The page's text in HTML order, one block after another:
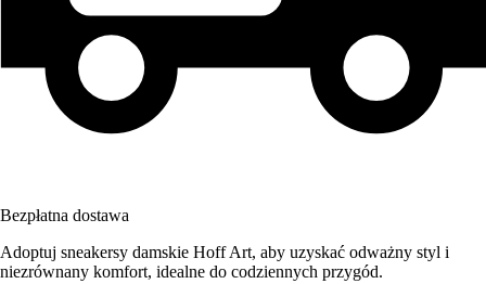
Bezpłatna dostawa
Adoptuj sneakersy damskie Hoff Art, aby uzyskać odważny styl i
niezrównany komfort, idealne do codziennych przygód.